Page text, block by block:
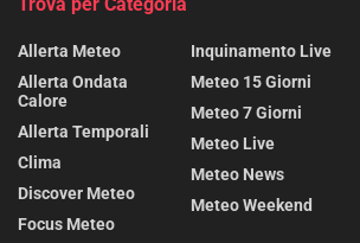
Allerta Meteo
Allerta Ondata
Calore
Allerta Temporali
Clima
Discover Meteo
Focus Meteo
Inquinamento Live
Meteo 15 Giorni
Meteo 7 Giorni
Meteo Live
Meteo News
Meteo Weekend